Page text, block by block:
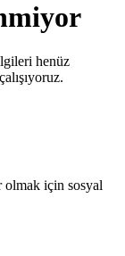
henüz
olmak için sosyal